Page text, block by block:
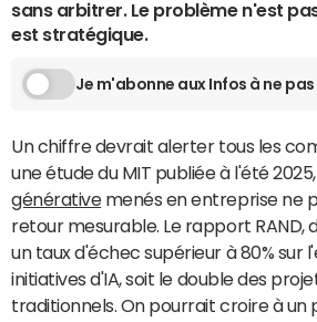
sans arbitrer. Le problème n'est
est stratégique.
Je m'abonne aux Infos à ne
Un chiffre devrait alerter tous les
une étude du MIT publiée à l'été
générativemenés en entreprise ne
retour mesurable. Le rapport RAND,
un taux d'échec supérieur à 80% sur
initiatives d'IA, soit le double des
traditionnels. On pourrait croire à un